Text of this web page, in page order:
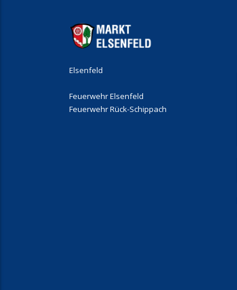
Elsenfeld
Feuerwehr Elsenfeld
Feuerwehr Rück-Schippach